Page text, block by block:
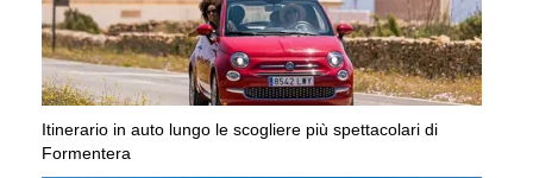
Itinerario in auto lungo le scogliere più spettacolari di
Formentera